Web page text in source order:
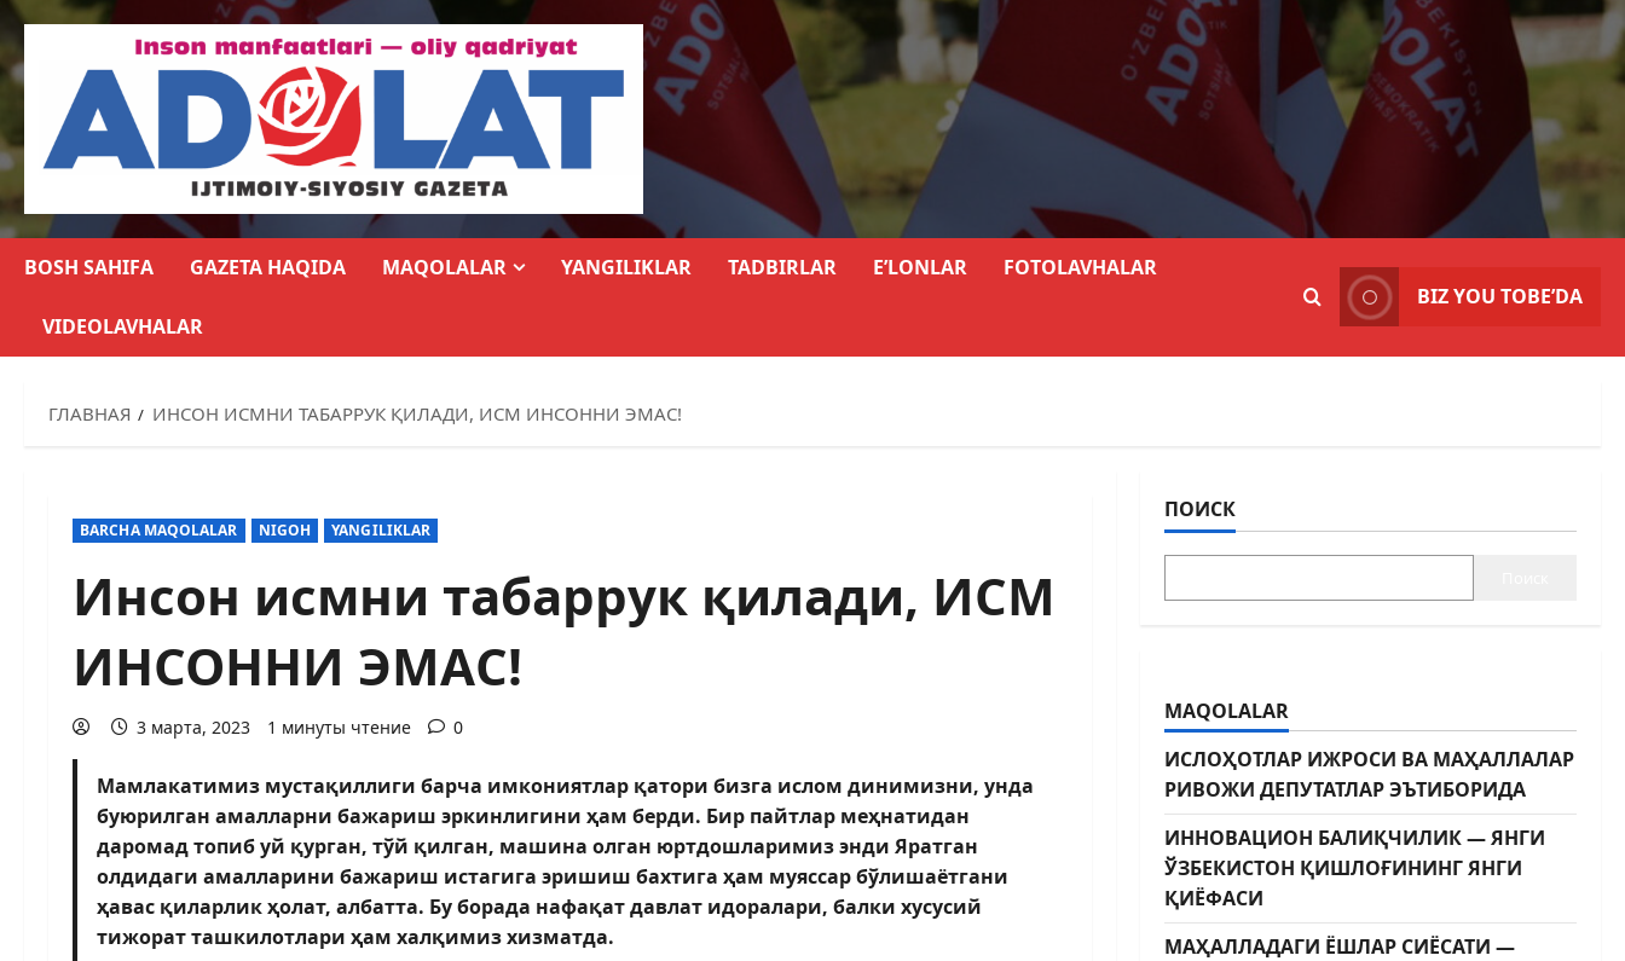
BOSH SAHIFA GAZETA HAQIDA MAQOLALAR YANGILIKLAR TADBIRLAR E’LONLAR FOTOLAVHALAR
VIDEOLAVHALAR
BIZ YOU TOBE’DA
ГЛАВНАЯ ИНСОН ИСМНИ ТАБАРРУК ҚИЛАДИ, ИСМ ИНСОННИ ЭМАС!
BARCHA MAQOLALAR NIGOH YANGILIKLAR
Инсон исмни табаррук қилади, ИСМ
ИНСОННИ ЭМАС!
3 марта, 2023 1 минуты чтение 0
Мамлакатимиз мустақиллиги барча имкониятлар қатори бизга ислом динимизни, унда
буюрилган амалларни бажариш эркинлигини ҳам берди. Бир пайтлар меҳнатидан
даромад топиб уй қурган, тўй қилган, машина олган юртдошларимиз энди Яратган
олдидаги амалларини бажариш истагига эришиш бахтига ҳам муяссар бўлишаётгани
ҳавас қиларлик ҳолат, албатта. Бу борада нафақат давлат идоралари, балки хусусий
тижорат ташкилотлари ҳам халқимиз хизматда.
ПОИСК
MAQOLALAR
ИСЛОҲОТЛАР ИЖРОСИ ВА МАҲАЛЛАЛАР
РИВОЖИ ДЕПУТАТЛАР ЭЪТИБОРИДА
ИННОВАЦИОН БАЛИҚЧИЛИК — ЯНГИ
ЎЗБЕКИСТОН ҚИШЛОҒИНИНГ ЯНГИ
ҚИЁФАСИ
МАҲАЛЛАДАГИ ЁШЛАР СИЁСАТИ —